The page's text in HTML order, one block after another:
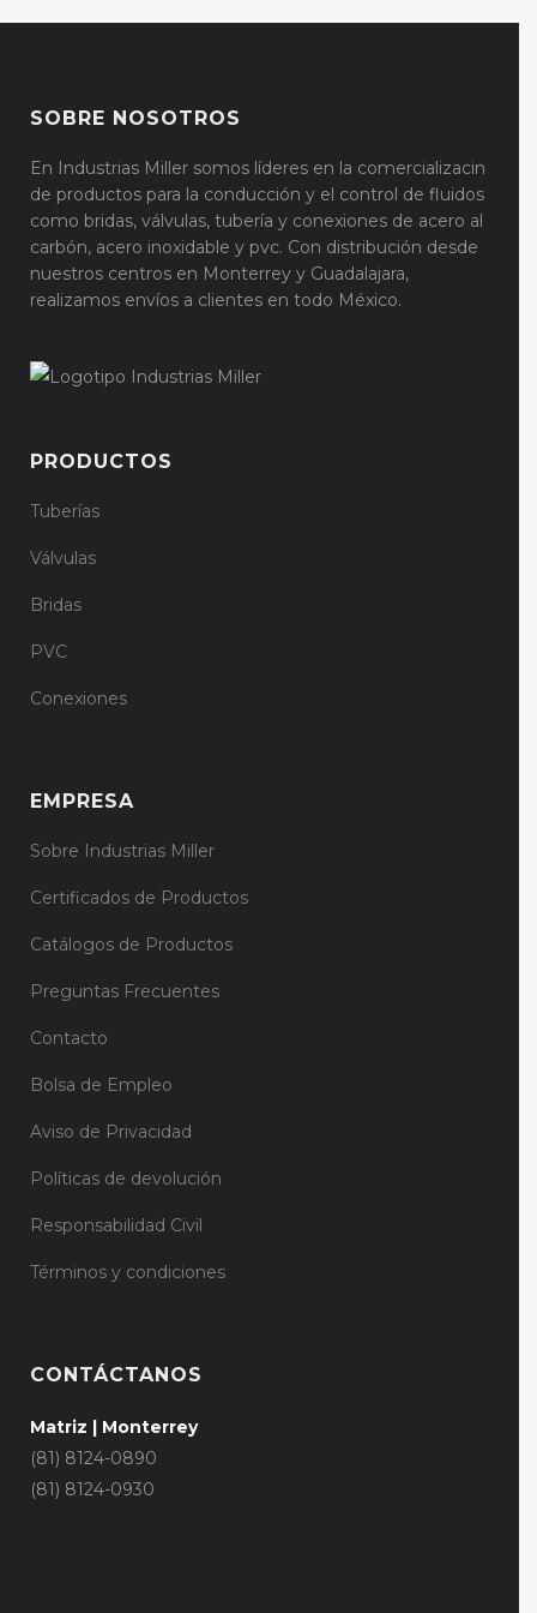
SOBRE NOSOTROS
En Industrias Miller somos líderes en la comercializacin
de productos para la conducción y el control de fluidos
como bridas, válvulas, tubería y conexiones de acero al
carbón, acero inoxidable y pvc. Con distribución desde
nuestros centros en Monterrey y Guadalajara,
realizamos envíos a clientes en todo México.
PRODUCTOS
Tuberías
Válvulas
Bridas
PVC
Conexiones
EMPRESA
Sobre Industrias Miller
Certificados de Productos
Catálogos de Productos
Preguntas Frecuentes
Contacto
Bolsa de Empleo
Aviso de Privacidad
Políticas de devolución
Responsabilidad Civil
Términos y condiciones
CONTÁCTANOS
Matriz | Monterrey
(81) 8124-0890
(81) 8124-0930
compártenos el numero de tu orden de
Para saber si tu orden de venta está lista
para recoger en CDIS, solo nos
proporcionas el número de orden de
venta o de factura.